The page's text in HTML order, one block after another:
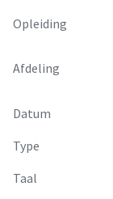
Opleiding
Afdeling
Datum
Type
Taal